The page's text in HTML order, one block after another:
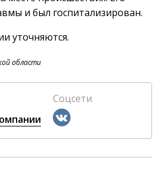
и был госпитализирован.
уточняются.
области
Соцсети